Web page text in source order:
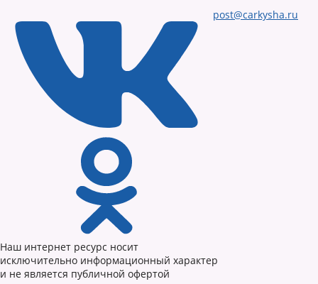
post@carkysha.ru
Наш интернет ресурс носит
исключительно информационный характер
и не является публичной офертой